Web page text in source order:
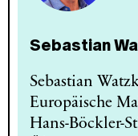
Sebastian
Sebastian
Europäische
Hans-Böckler-